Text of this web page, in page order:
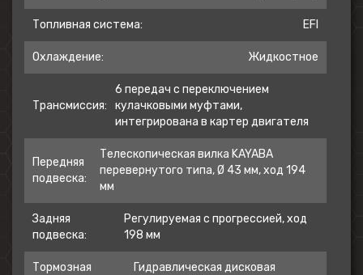
Топливная система: EFI
Охлаждение: Жидкостное
Трансмиссия:
6 передач с переключением
кулачковыми муфтами,
интегрирована в картер двигателя
Передняя
подвеска:
Телескопическая вилка KAYABA
перевернутого типа, Ø 43 мм, ход 194
мм
Задняя
подвеска:
Регулируемая с прогрессией, ход
198 мм
Тормозная
Гидравлическая дисковая